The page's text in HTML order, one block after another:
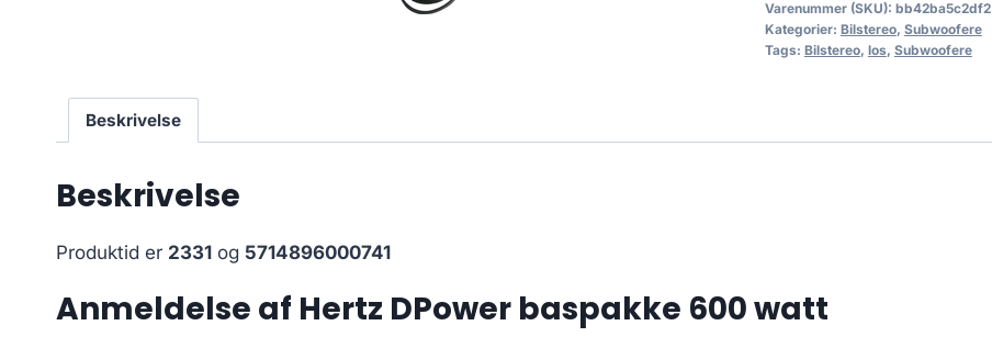
Varenummer (SKU): bb42ba5c2df2
Kategorier: Bilstereo, Subwoofere
Tags: Bilstereo, los, Subwoofere
Beskrivelse
Beskrivelse
Produktid er 2331 og 5714896000741
Anmeldelse af Hertz DPower baspakke 600 watt